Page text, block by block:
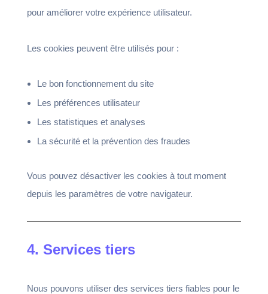
pour améliorer votre expérience utilisateur.
Les cookies peuvent être utilisés pour :
Le bon fonctionnement du site
Les préférences utilisateur
Les statistiques et analyses
La sécurité et la prévention des fraudes
Vous pouvez désactiver les cookies à tout moment
depuis les paramètres de votre navigateur.
4. Services tiers
Nous pouvons utiliser des services tiers fiables pour le